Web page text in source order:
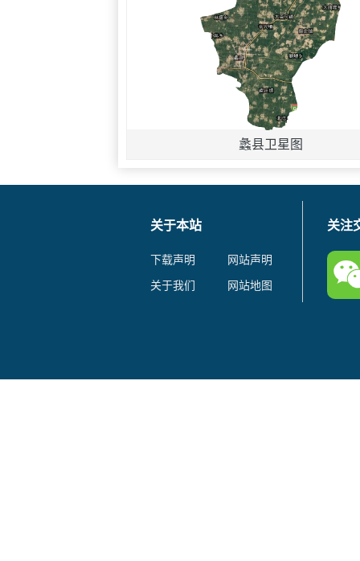
蠡县卫星图
关于本站
下载声明
网站声明
关于我们
网站地图
关注